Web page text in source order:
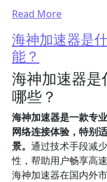
Read More
海神加速器是
能？
海神加速器
哪些？
海神加速器是一款专
网络连接体验，特别
景。 通过技术手段减
性，帮助用户畅享高
海神加速器在国内外